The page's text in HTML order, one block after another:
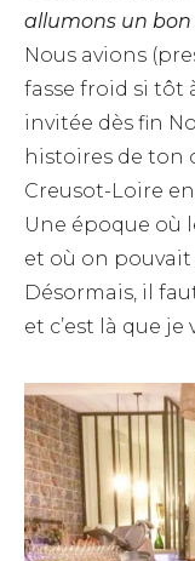
allumons un bon
Nous avions
fasse froid si tôt
invitée dès fin
histoires de ton
Creusot-Loire
Une époque où
et où on pouvait
Désormais, il
et c’est là que